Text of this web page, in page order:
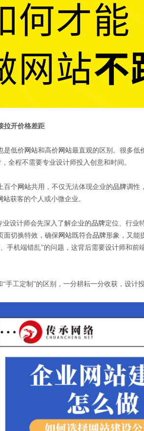
拉开价格差距
是低价 网站和高价 网站最直观的区别。很多低
，全程不需要专业设计师投入创意和时间。
百个 网站共用，不仅无法体现企业的品牌调性
站获客的个人或小微企业。
业设计师会先深入了解企业的品牌定位、行业
面切换特效，确保网站既符合品牌形象，又能
手机端错乱”的问题，这背后需要设计师和
手工定制”的区别，一分耕耘一分收获，设计